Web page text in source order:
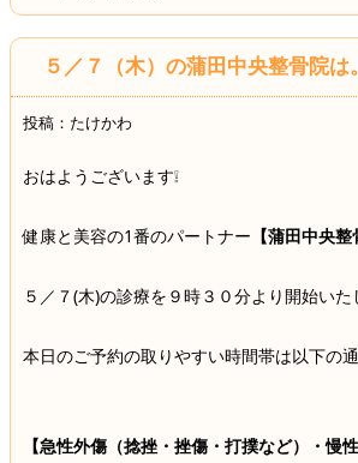
５／７（木）の蒲田中央整骨院は
投稿：たけかわ
おはようございます❕
健康と美容の1番のパートナー 【蒲田中央整
５／７(木)の診療を９時３０分より開始いた
本日のご予約の取りやすい時間帯は以下の通
【急性外傷（捻挫・挫傷・打撲など）・慢